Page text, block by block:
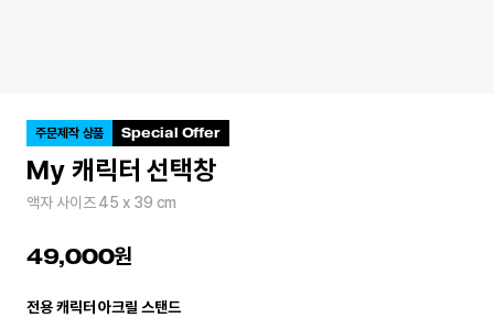
주문제작 상품 Special Offer
My 캐릭터 선택창
액자 사이즈 45 x 39 cm
49,000
전용 캐릭터 아크릴 스탠드